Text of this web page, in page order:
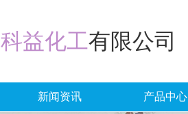
科益化工有限公司
新闻资讯 产品中心